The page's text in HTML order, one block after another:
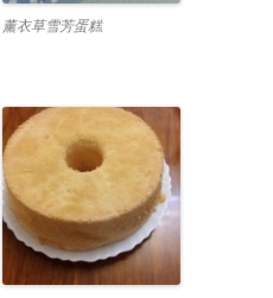
薰衣草雪芳蛋糕